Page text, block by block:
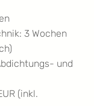
3 Wochen
und
(inkl.